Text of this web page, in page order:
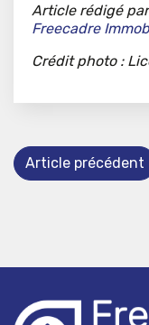
Article rédigé
Freecadre
Crédit photo :
Article précédent